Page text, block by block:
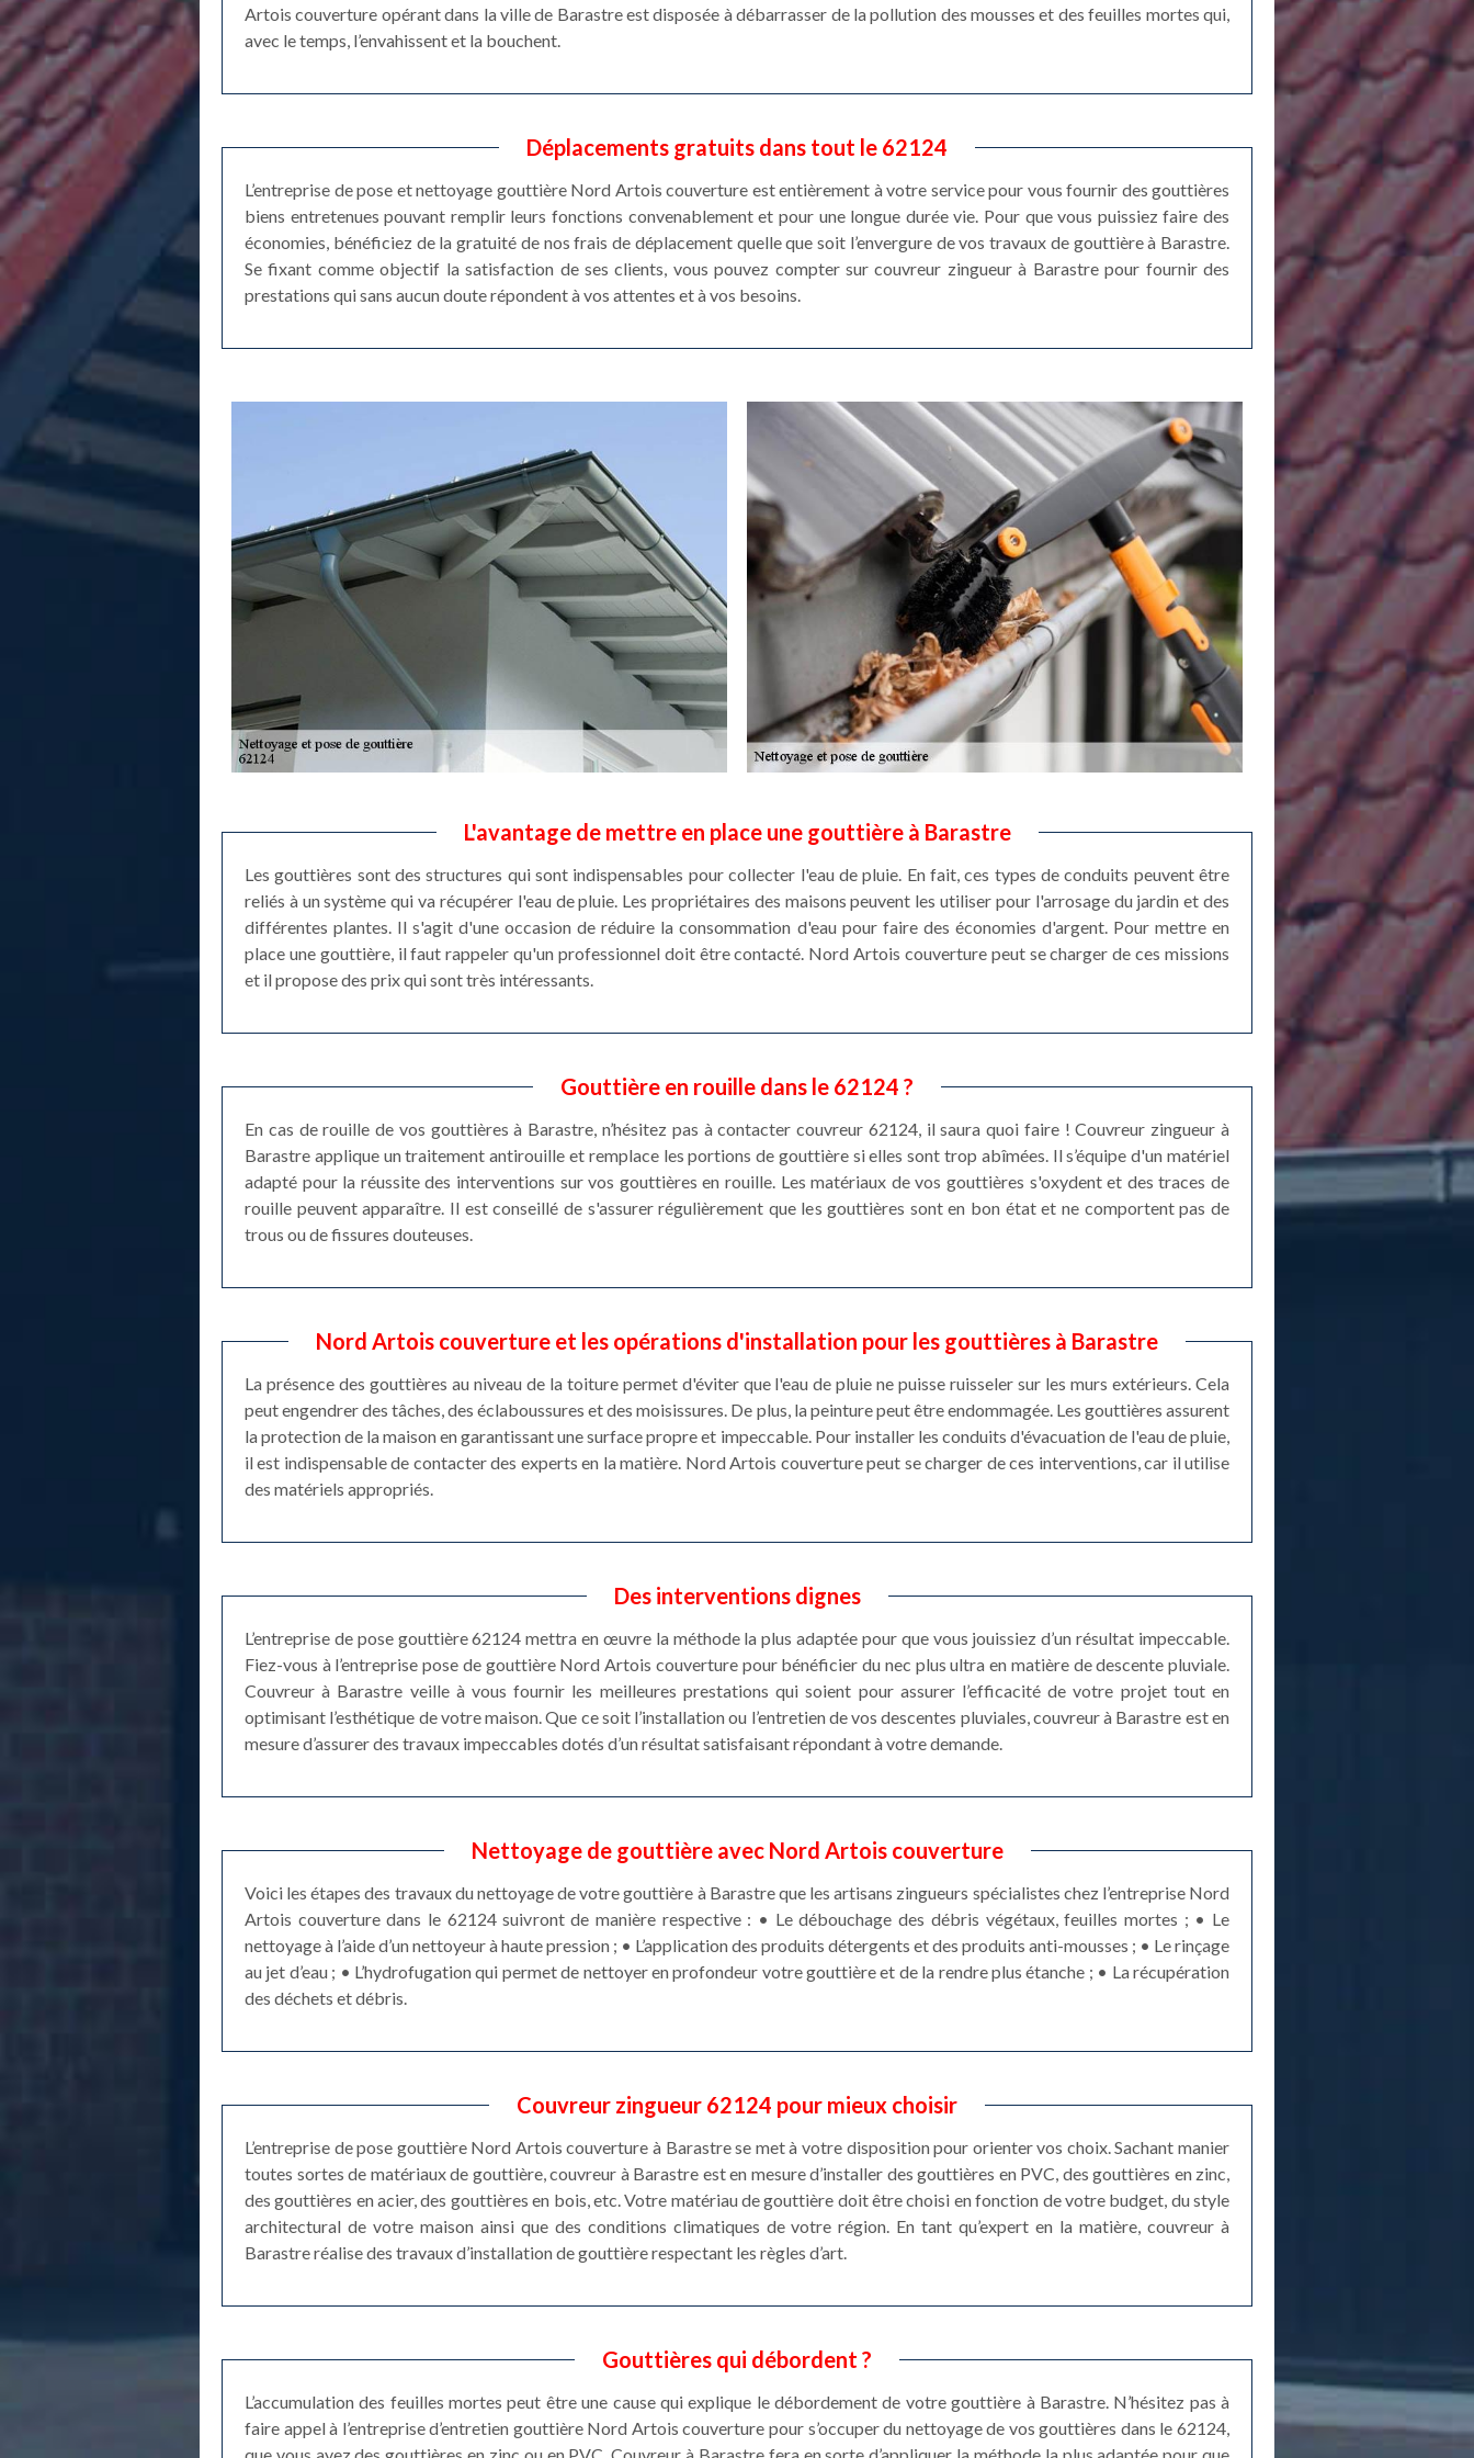
Artois couverture opérant dans la ville de Barastre est disposée à débarrasser de la pollution des mousses et des feuilles mortes qui,
avec le temps, l’envahissent et la bouchent.
Déplacements gratuits dans tout le 62124
L’entreprise de pose et nettoyage gouttière Nord Artois couverture est entièrement à votre service pour vous fournir des gouttières
biens entretenues pouvant remplir leurs fonctions convenablement et pour une longue durée vie. Pour que vous puissiez faire des
économies, bénéficiez de la gratuité de nos frais de déplacement quelle que soit l’envergure de vos travaux de gouttière à Barastre.
Se fixant comme objectif la satisfaction de ses clients, vous pouvez compter sur couvreur zingueur à Barastre pour fournir des
prestations qui sans aucun doute répondent à vos attentes et à vos besoins.
L'avantage de mettre en place une gouttière à Barastre
Les gouttières sont des structures qui sont indispensables pour collecter l'eau de pluie. En fait, ces types de conduits peuvent être
reliés à un système qui va récupérer l'eau de pluie. Les propriétaires des maisons peuvent les utiliser pour l'arrosage du jardin et des
différentes plantes. Il s'agit d'une occasion de réduire la consommation d'eau pour faire des économies d'argent. Pour mettre en
place une gouttière, il faut rappeler qu'un professionnel doit être contacté. Nord Artois couverture peut se charger de ces missions
et il propose des prix qui sont très intéressants.
Gouttière en rouille dans le 62124 ?
En cas de rouille de vos gouttières à Barastre, n’hésitez pas à contacter couvreur 62124, il saura quoi faire ! Couvreur zingueur à
Barastre applique un traitement antirouille et remplace les portions de gouttière si elles sont trop abîmées. Il s’équipe d'un matériel
adapté pour la réussite des interventions sur vos gouttières en rouille. Les matériaux de vos gouttières s'oxydent et des traces de
rouille peuvent apparaître. Il est conseillé de s'assurer régulièrement que les gouttières sont en bon état et ne comportent pas de
trous ou de fissures douteuses.
Nord Artois couverture et les opérations d'installation pour les gouttières à Barastre
La présence des gouttières au niveau de la toiture permet d'éviter que l'eau de pluie ne puisse ruisseler sur les murs extérieurs. Cela
peut engendrer des tâches, des éclaboussures et des moisissures. De plus, la peinture peut être endommagée. Les gouttières assurent
la protection de la maison en garantissant une surface propre et impeccable. Pour installer les conduits d'évacuation de l'eau de pluie,
il est indispensable de contacter des experts en la matière. Nord Artois couverture peut se charger de ces interventions, car il utilise
des matériels appropriés.
Des interventions dignes
L’entreprise de pose gouttière 62124 mettra en œuvre la méthode la plus adaptée pour que vous jouissiez d’un résultat impeccable.
Fiez-vous à l’entreprise pose de gouttière Nord Artois couverture pour bénéficier du nec plus ultra en matière de descente pluviale.
Couvreur à Barastre veille à vous fournir les meilleures prestations qui soient pour assurer l’efficacité de votre projet tout en
optimisant l’esthétique de votre maison. Que ce soit l’installation ou l’entretien de vos descentes pluviales, couvreur à Barastre est en
mesure d’assurer des travaux impeccables dotés d’un résultat satisfaisant répondant à votre demande.
Nettoyage de gouttière avec Nord Artois couverture
Voici les étapes des travaux du nettoyage de votre gouttière à Barastre que les artisans zingueurs spécialistes chez l’entreprise Nord
Artois couverture dans le 62124 suivront de manière respective : • Le débouchage des débris végétaux, feuilles mortes ; • Le
nettoyage à l’aide d’un nettoyeur à haute pression ; • L’application des produits détergents et des produits anti-mousses ; • Le rinçage
au jet d’eau ; • L’hydrofugation qui permet de nettoyer en profondeur votre gouttière et de la rendre plus étanche ; • La récupération
des déchets et débris.
Couvreur zingueur 62124 pour mieux choisir
L’entreprise de pose gouttière Nord Artois couverture à Barastre se met à votre disposition pour orienter vos choix. Sachant manier
toutes sortes de matériaux de gouttière, couvreur à Barastre est en mesure d’installer des gouttières en PVC, des gouttières en zinc,
des gouttières en acier, des gouttières en bois, etc. Votre matériau de gouttière doit être choisi en fonction de votre budget, du style
architectural de votre maison ainsi que des conditions climatiques de votre région. En tant qu’expert en la matière, couvreur à
Barastre réalise des travaux d’installation de gouttière respectant les règles d’art.
Gouttières qui débordent ?
L’accumulation des feuilles mortes peut être une cause qui explique le débordement de votre gouttière à Barastre. N’hésitez pas à
faire appel à l’entreprise d’entretien gouttière Nord Artois couverture pour s’occuper du nettoyage de vos gouttières dans le 62124,